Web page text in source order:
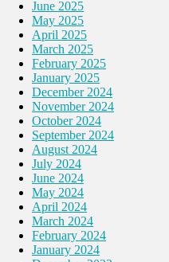
June 2025
May 2025
April 2025
March 2025
February 2025
January 2025
December 2024
November 2024
October 2024
September 2024
August 2024
July 2024
June 2024
May 2024
April 2024
March 2024
February 2024
January 2024